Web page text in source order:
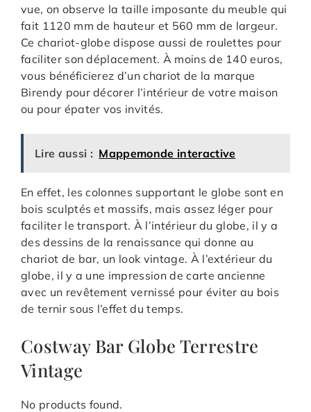
vue, on observe la taille imposante du meuble qui
fait 1120 mm de hauteur et 560 mm de largeur.
Ce chariot-globe dispose aussi de roulettes pour
faciliter son déplacement. À moins de 140 euros,
vous bénéficierez d’un chariot de la marque
Birendy pour décorer l’intérieur de votre maison
ou pour épater vos invités.
Lire aussi : Mappemonde interactive
En effet, les colonnes supportant le globe sont en
bois sculptés et massifs, mais assez léger pour
faciliter le transport. À l’intérieur du globe, il y a
des dessins de la renaissance qui donne au
chariot de bar, un look vintage. À l’extérieur du
globe, il y a une impression de carte ancienne
avec un revêtement vernissé pour éviter au bois
de ternir sous l’effet du temps.
Costway Bar Globe Terrestre
Vintage
No products found.